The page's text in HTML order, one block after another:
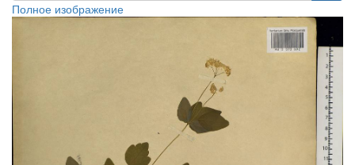
Полное изображение